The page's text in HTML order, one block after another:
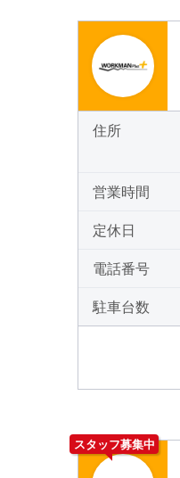
住所
営業時間
定休日
電話番号
駐車台数
スタッフ募集中